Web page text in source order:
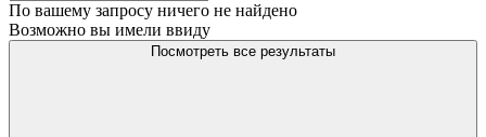
По вашему запросу ничего не найдено
Возможно вы имели ввиду
Посмотреть все результаты